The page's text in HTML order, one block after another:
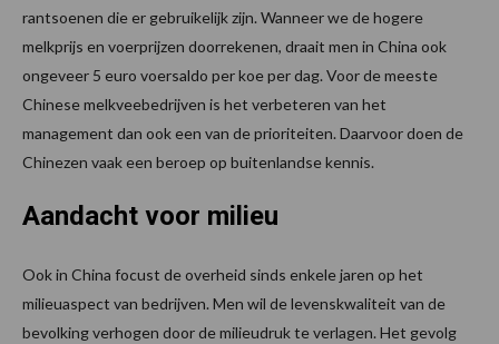
rantsoenen die er gebruikelijk zijn. Wanneer we de hogere
melkprijs en voerprijzen doorrekenen, draait men in China ook
ongeveer 5 euro voersaldo per koe per dag. Voor de meeste
Chinese melkveebedrijven is het verbeteren van het
management dan ook een van de prioriteiten. Daarvoor doen de
Chinezen vaak een beroep op buitenlandse kennis.
Aandacht voor milieu
Ook in China focust de overheid sinds enkele jaren op het
milieuaspect van bedrijven. Men wil de levenskwaliteit van de
bevolking verhogen door de milieudruk te verlagen. Het gevolg